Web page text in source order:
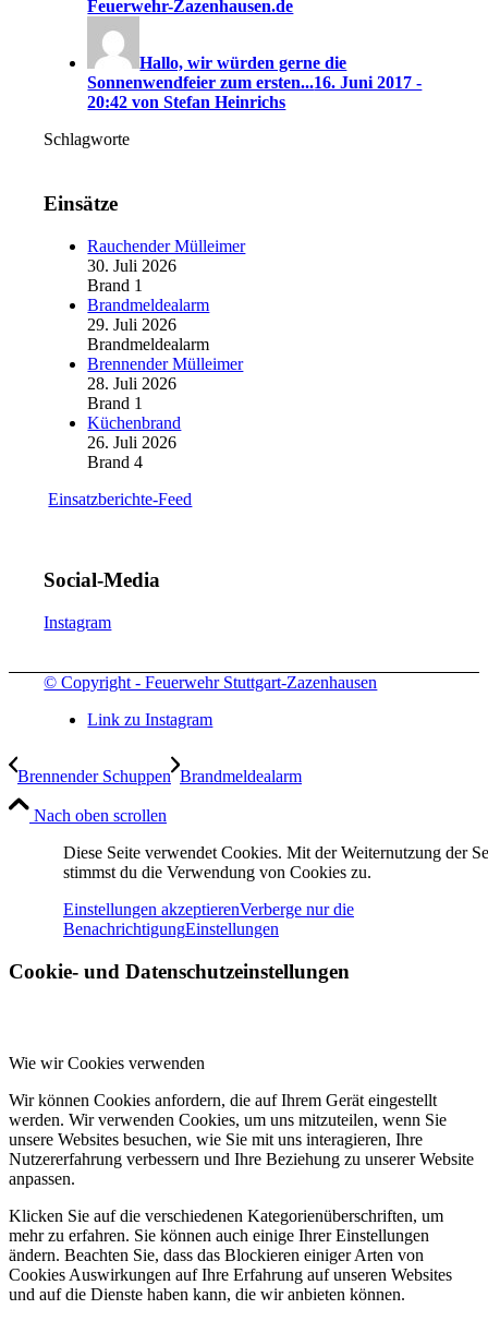
Feuerwehr-Zazenhausen.de
Hallo, wir würden gerne die
Sonnenwendfeier zum ersten...16. Juni 2017 -
20:42 von Stefan Heinrichs
Schlagworte
Einsätze
Rauchender Mülleimer
30. Juli 2026
Brand 1
Brandmeldealarm
29. Juli 2026
Brandmeldealarm
Brennender Mülleimer
28. Juli 2026
Brand 1
Küchenbrand
26. Juli 2026
Brand 4
Einsatzberichte-Feed
Social-Media
Instagram
© Copyright - Feuerwehr Stuttgart-Zazenhausen
Link zu Instagram
Brennender Schuppen Brandmeldealarm
Nach oben scrollen
Diese Seite verwendet Cookies. Mit der Weiternutzung der
stimmst du die Verwendung von Cookies zu.
Einstellungen akzeptierenVerberge nur die
BenachrichtigungEinstellungen
Cookie- und Datenschutzeinstellungen
Wie wir Cookies verwenden
Wir können Cookies anfordern, die auf Ihrem Gerät eingestellt
werden. Wir verwenden Cookies, um uns mitzuteilen, wenn Sie
unsere Websites besuchen, wie Sie mit uns interagieren, Ihre
Nutzererfahrung verbessern und Ihre Beziehung zu unserer Website
anpassen.
Klicken Sie auf die verschiedenen Kategorienüberschriften, um
mehr zu erfahren. Sie können auch einige Ihrer Einstellungen
ändern. Beachten Sie, dass das Blockieren einiger Arten von
Cookies Auswirkungen auf Ihre Erfahrung auf unseren Websites
und auf die Dienste haben kann, die wir anbieten können.